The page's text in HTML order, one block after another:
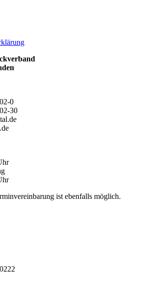
0
30
ist ebenfalls möglich.